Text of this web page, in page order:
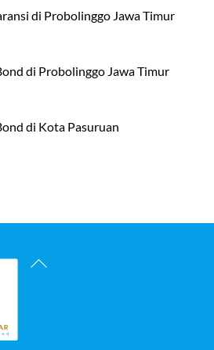
di Probolinggo Jawa Timur
di Probolinggo Jawa Timur
di Kota Pasuruan
Back